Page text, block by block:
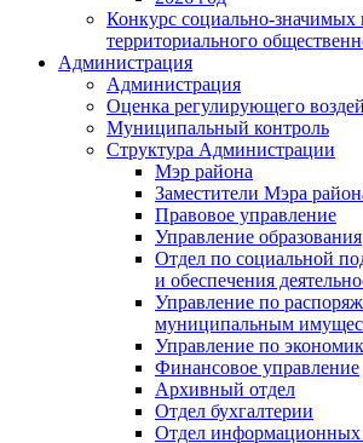
Конкурс социально-значимых
территориального
Администрация
Администрация
Оценка регулирующего
Муниципальный контроль
Структура Администрации
Мэр района
Заместители Мэра
Правовое управление
Управление образования
Отдел по социальной
и обеспечения
Управление по
муниципальным
Управление по
Финансовое управление
Архивный отдел
Отдел бухгалтерии
Отдел информационных